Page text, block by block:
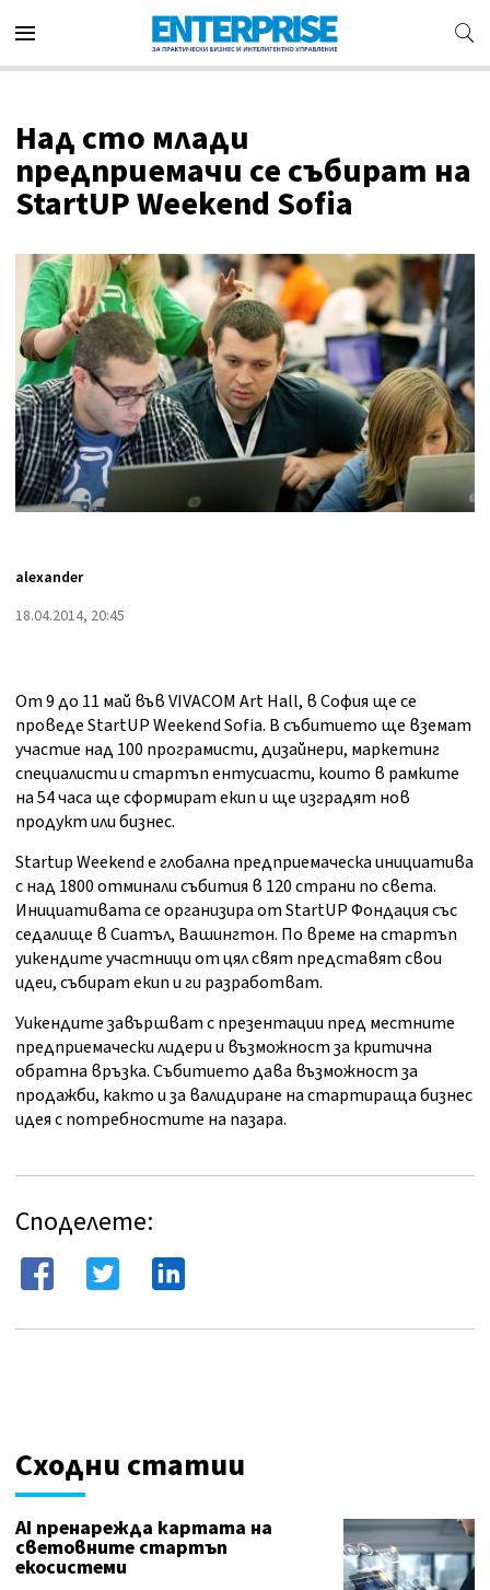
Над сто млади
предприемачи се събират на
StartUP Weekend Sofia
alexander
18.04.2014, 20:45
От 9 до 11 май във VIVACOM Art Hall, в София ще се
проведе StartUP Weekend Sofia. В събитието ще вземат
участие над 100 програмисти, дизайнери, маркетинг
специалисти и стартъп ентусиасти, които в рамките
на 54 часа ще сформират екип и ще изградят нов
продукт или бизнес.
Startup Weekend е глобална предприемаческа инициатива
с над 1800 отминали събития в 120 страни по света.
Инициативата се организира от StartUP Фондация със
седалище в Сиатъл, Вашингтон. По време на стартъп
уикендите участници от цял свят представят свои
идеи, събират екип и ги разработват.
Уикендите завършват с презентации пред местните
предприемачески лидери и възможност за критична
обратна връзка. Събитието дава възможност за
продажби, както и за валидиране на стартираща бизнес
идея с потребностите на пазара.
Споделете:
Сходни статии
AI пренарежда картата на
световните стартъп
екосистеми